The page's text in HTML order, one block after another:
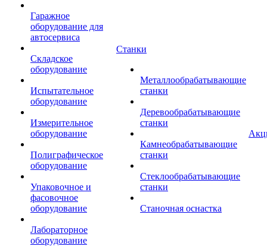
Гаражное
оборудование для
автосервиса
Складское
оборудование
Испытательное
оборудование
Измерительное
оборудование
Полиграфическое
оборудование
Упаковочное и
фасовочное
оборудование
Лабораторное
оборудование
Станки
Металлообрабатывающие
станки
Деревообрабатывающие
станки
Камнеобрабатывающие
станки
Стеклообрабатывающие
станки
Станочная оснастка